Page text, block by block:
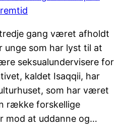
gang været afholdt
som har lyst til at
seksualundervisere for
kaldet Isaqqii, har
som har været
række forskellige
mod at uddanne og…